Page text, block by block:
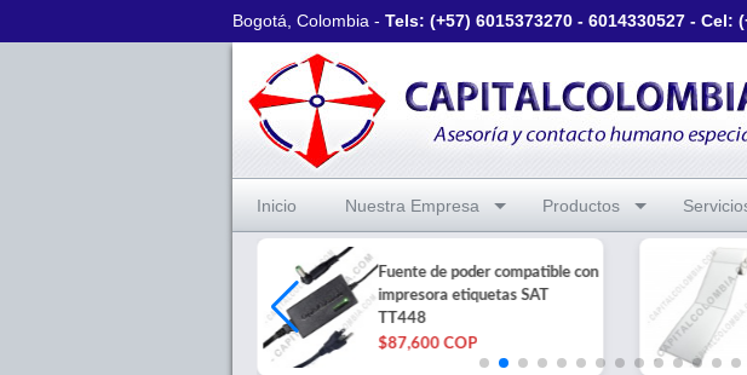
Bogotá, Colombia - Tels: (+57) 6015373270 - 6014330527 - Cel:
Inicio Nuestra Empresa Productos
Fuente de poder compatible con
impresora etiquetas SAT
TT448
$87,600 COP